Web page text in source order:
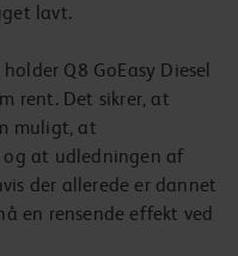
lavt.
Q8 GoEasy Diesel
rent. Det sikrer, at
muligt, at
at udledningen af
der allerede er dannet
en rensende effekt ved